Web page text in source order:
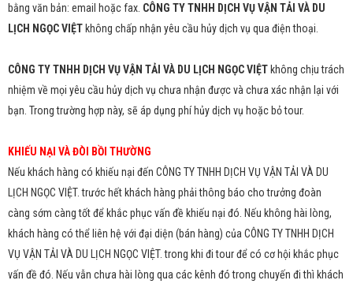
bằng văn bản: email hoặc fax. CÔNG TY TNHH DỊCH VỤ VẬN TẢI VÀ DU
LỊCH NGỌC VIỆT không chấp nhận yêu cầu hủy dịch vụ qua điện thoại.
CÔNG TY TNHH DỊCH VỤ VẬN TẢI VÀ DU LỊCH NGỌC VIỆT không chịu trách
nhiệm về mọi yêu cầu hủy dịch vụ chưa nhận được và chưa xác nhận lại với
bạn. Trong trường hợp này, sẽ áp dụng phí hủy dịch vụ hoặc bỏ tour.
KHIẾU NẠI VÀ ĐÒI BỒI THƯỜNG
Nếu khách hàng có khiếu nại đến CÔNG TY TNHH DỊCH VỤ VẬN TẢI VÀ DU
LỊCH NGỌC VIỆT. trước hết khách hàng phải thông báo cho trưởng đoàn
càng sớm càng tốt để khắc phục vấn đề khiếu nại đó. Nếu không hài lòng,
khách hàng có thể liên hệ với đại diện (bán hàng) của CÔNG TY TNHH DỊCH
VỤ VẬN TẢI VÀ DU LỊCH NGỌC VIỆT. trong khi đi tour để có cơ hội khắc phục
vấn đề đó. Nếu vẫn chưa hài lòng qua các kênh đó trong chuyến đi thì khách